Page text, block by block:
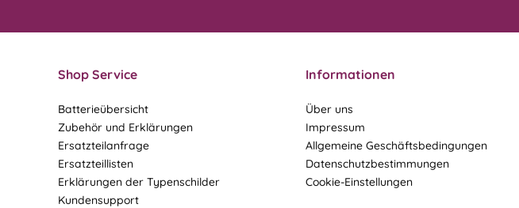
Shop Service
Batterieübersicht
Zubehör und Erklärungen
Ersatzteilanfrage
Ersatzteillisten
Erklärungen der Typenschilder
Kundensupport
Informationen
Über uns
Impressum
Allgemeine Geschäftsbedingungen
Datenschutzbestimmungen
Cookie-Einstellungen